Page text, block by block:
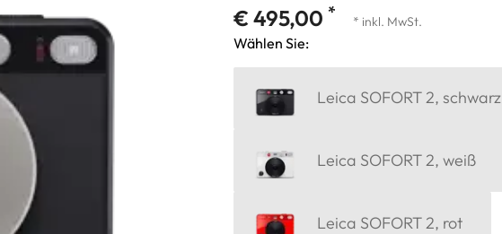
€ 495,00 * * inkl. MwSt.
Wählen Sie:
Leica SOFORT 2, schwarz
Leica SOFORT 2, weiß
Leica SOFORT 2, rot